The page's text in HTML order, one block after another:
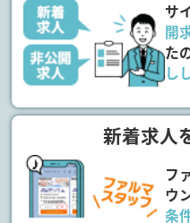
サ
開
た
し
新着求人
フ
ウ
条